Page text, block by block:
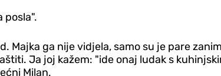
posla".
Majka ga nije vidjela, samo su je pare
Ja joj kažem: "ide onaj ludak s
Milan.